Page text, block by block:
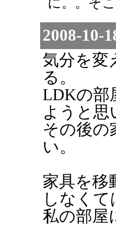
2008-
気分を変
る。
LDKの部
ようと思
その後の
い。
家具を移
しなくて
私の部屋